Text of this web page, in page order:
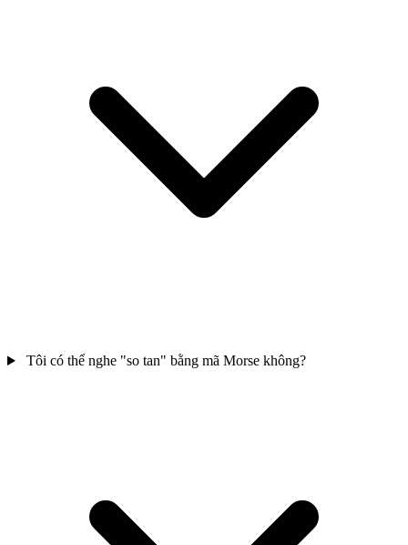
Tôi có thể nghe "so tan" bằng mã Morse không?